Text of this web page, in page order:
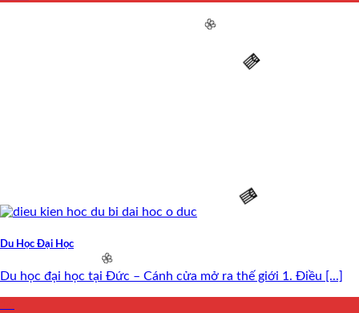
Du Học Đại Học
Du học đại học tại Đức – Cánh cửa mở ra thế giới 1. Điều [...]